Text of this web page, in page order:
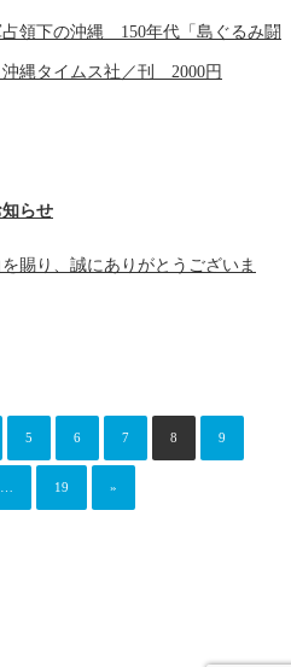
領下の沖縄 150年代「島ぐるみ闘
縄タイムス社／刊 2000円
らせ
賜り、誠にありがとうございま
5 6 7 8 9
19 »